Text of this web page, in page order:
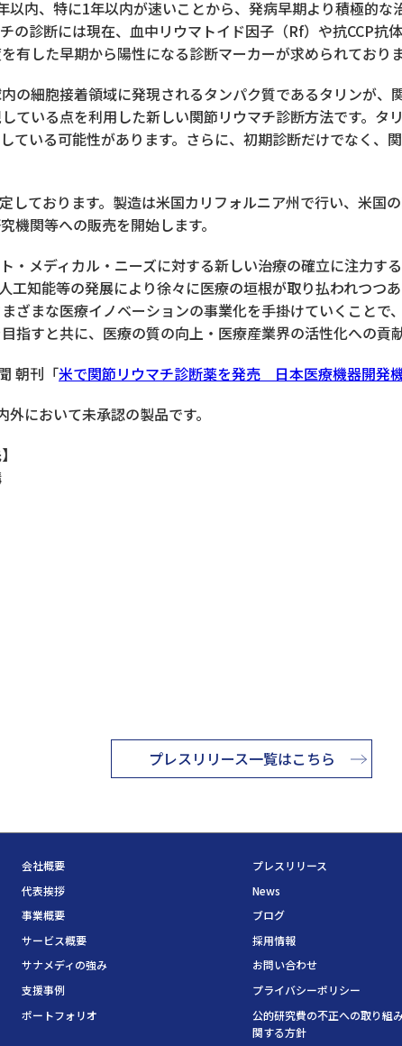
以内、特に1年以内が速いことから、発病早期より積極的
の診断には現在、血中リウマトイド因子（Rf）や抗CCP抗
有した早期から陽性になる診断マーカーが求められておりま
の細胞接着領域に発現されるタンパク質であるタリンが
ている点を利用した新しい関節リウマチ診断方法です。タ
ている可能性があります。さらに、初期診断だけでなく、
しております。製造は米国カリフォルニア州で行い、米国
機関等への販売を開始します。
・メディカル・ニーズに対する新しい治療の確立に注力
知能等の発展により徐々に医療の垣根が取り払われつつ
ざまな医療イノベーションの事業化を手掛けていくことで
指すと共に、医療の質の向上・医療産業界の活性化への貢
朝刊「米で関節リウマチ診断薬を発売 日本医療機器開発
において未承認の製品です。
プレスリリース一覧はこちら
会社概要
代表挨拶
事業概要
サービス概要
サナメディの強み
支援事例
ポートフォリオ
プレスリリース
News
ブログ
採用情報
お問い合わせ
プライバシーポリシー
公的研究費の不正への取り組
関する方針